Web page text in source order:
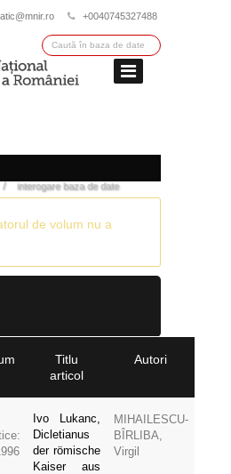
+0040745327488
/ interogare baza de date
de volum nu a
Titlu
articol
Autori
Ivo Lukanc,
Dicletianus
der römische
Kaiser aus
MIHAILESCU-
BÎRLIBA,
Virgil